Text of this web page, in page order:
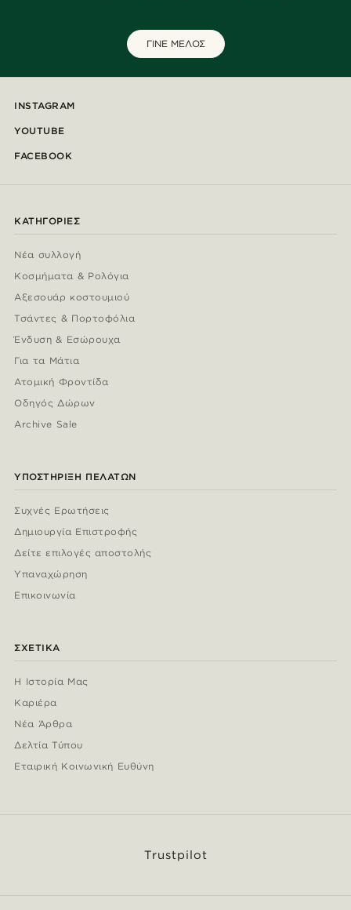
ΓΙΝΕ ΜΕΛΟΣ
INSTAGRAM
YOUTUBE
FACEBOOK
ΚΑΤΗΓΟΡΊΕΣ
Νέα συλλογή
Κοσμήματα & Ρολόγια
Αξεσουάρ κοστουμιού
Τσάντες & Πορτοφόλια
Ένδυση & Εσώρουχα
Για τα Μάτια
Ατομική Φροντίδα
Οδηγός Δώρων
Archive Sale
ΥΠΟΣΤΉΡΙΞΗ ΠΕΛΑΤΏΝ
Συχνές Ερωτήσεις
Δημιουργία Επιστροφής
Δείτε επιλογές αποστολής
Υπαναχώρηση
Επικοινωνία
ΣΧΕΤΙΚΆ
Η Ιστορία Μας
Καριέρα
Νέα Άρθρα
Δελτία Τύπου
Εταιρική Κοινωνική Ευθύνη
Trustpilot